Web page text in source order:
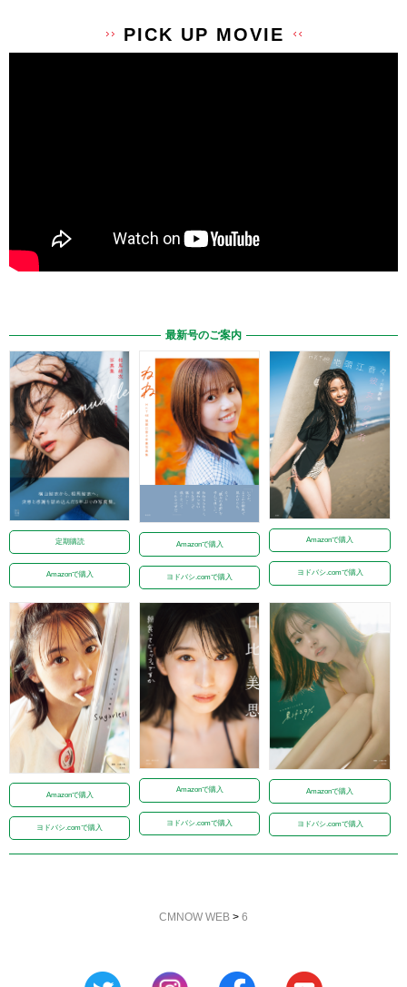
PICK UP MOVIE
最新号のご案内
定期購読
Amazonで購入
Amazonで購入
ヨドバシ.comで購入
Amazonで購入
ヨドバシ.comで購入
Amazonで購入
ヨドバシ.comで購入
Amazonで購入
ヨドバシ.comで購入
Amazonで購入
ヨドバシ.comで購入
CMNOW WEB > 6